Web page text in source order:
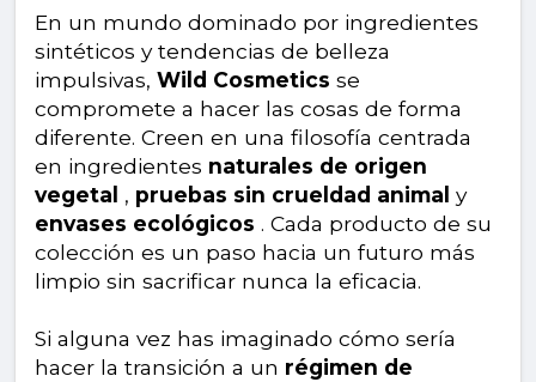
En un mundo dominado por ingredientes
sintéticos y tendencias de belleza
impulsivas, Wild Cosmetics se
compromete a hacer las cosas de forma
diferente. Creen en una filosofía centrada
en ingredientes naturales de origen
vegetal , pruebas sin crueldad animal y
envases ecológicos . Cada producto de su
colección es un paso hacia un futuro más
limpio sin sacrificar nunca la eficacia.
Si alguna vez has imaginado cómo sería
hacer la transición a un régimen de